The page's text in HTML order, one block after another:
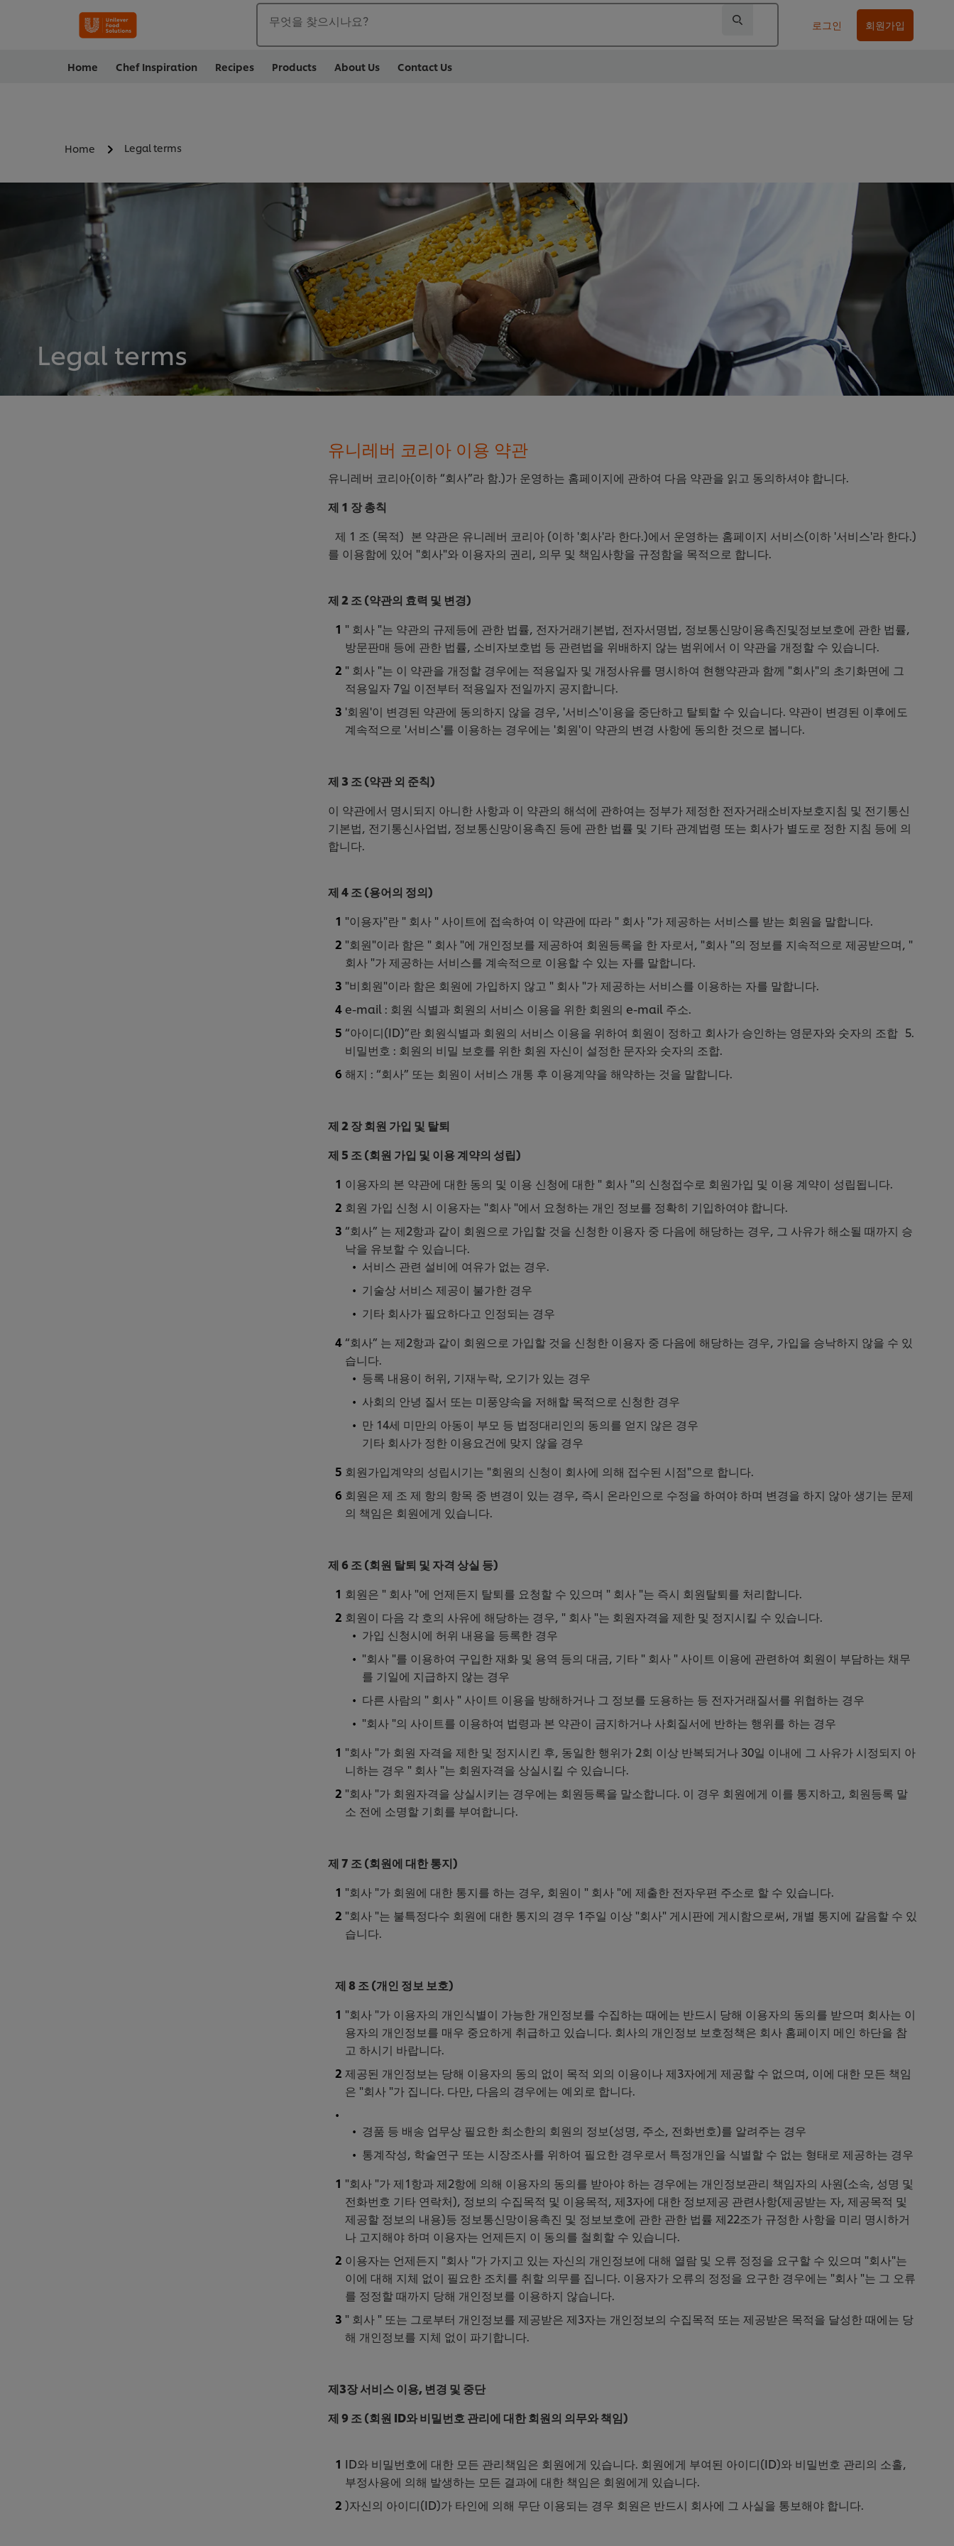
무엇을 찾으시나요? 로그인 회원가입
Home Chef Inspiration Recipes Products About Us Contact Us
Home Legal terms
Legal terms
유니레버 코리아 이용 약관
유니레버 코리아(이하 “회사”라 함.)가 운영하는 홈페이지에 관하여 다음 약관을 읽고 동의하셔야 합니다.
제 1 장 총칙
제 1 조 (목적) 본 약관은 유니레버 코리아 (이하 '회사'라 한다.)에서 운영하는 홈페이지 서비스(이하 '서비스'라 한다.)
를 이용함에 있어 "회사"와 이용자의 권리, 의무 및 책임사항을 규정함을 목적으로 합니다.
제 2 조 (약관의 효력 및 변경)
" 회사 "는 약관의 규제등에 관한 법률, 전자거래기본법, 전자서명법, 정보통신망이용촉진및정보보호에 관한 법률,
방문판매 등에 관한 법률, 소비자보호법 등 관련법을 위배하지 않는 범위에서 이 약관을 개정할 수 있습니다.
" 회사 "는 이 약관을 개정할 경우에는 적용일자 및 개정사유를 명시하여 현행약관과 함께 "회사"의 초기화면에 그
적용일자 7일 이전부터 적용일자 전일까지 공지합니다.
'회원'이 변경된 약관에 동의하지 않을 경우, '서비스'이용을 중단하고 탈퇴할 수 있습니다. 약관이 변경된 이후에도
계속적으로 '서비스'를 이용하는 경우에는 '회원'이 약관의 변경 사항에 동의한 것으로 봅니다.
제 3 조 (약관 외 준칙)
이 약관에서 명시되지 아니한 사항과 이 약관의 해석에 관하여는 정부가 제정한 전자거래소비자보호지침 및 전기통신
기본법, 전기통신사업법, 정보통신망이용촉진 등에 관한 법률 및 기타 관계법령 또는 회사가 별도로 정한 지침 등에 의
합니다.
제 4 조 (용어의 정의)
"이용자"란 " 회사 " 사이트에 접속하여 이 약관에 따라 " 회사 "가 제공하는 서비스를 받는 회원을 말합니다.
"회원"이라 함은 " 회사 "에 개인정보를 제공하여 회원등록을 한 자로서, "회사 "의 정보를 지속적으로 제공받으며, "
회사 "가 제공하는 서비스를 계속적으로 이용할 수 있는 자를 말합니다.
"비회원"이라 함은 회원에 가입하지 않고 " 회사 "가 제공하는 서비스를 이용하는 자를 말합니다.
e-mail : 회원 식별과 회원의 서비스 이용을 위한 회원의 e-mail 주소.
“아이디(ID)”란 회원식별과 회원의 서비스 이용을 위하여 회원이 정하고 회사가 승인하는 영문자와 숫자의 조합 5.
비밀번호 : 회원의 비밀 보호를 위한 회원 자신이 설정한 문자와 숫자의 조합.
해지 : “회사” 또는 회원이 서비스 개통 후 이용계약을 해약하는 것을 말합니다.
제 2 장 회원 가입 및 탈퇴
제 5 조 (회원 가입 및 이용 계약의 성립)
이용자의 본 약관에 대한 동의 및 이용 신청에 대한 " 회사 "의 신청접수로 회원가입 및 이용 계약이 성립됩니다.
회원 가입 신청 시 이용자는 "회사 "에서 요청하는 개인 정보를 정확히 기입하여야 합니다.
“회사” 는 제2항과 같이 회원으로 가입할 것을 신청한 이용자 중 다음에 해당하는 경우, 그 사유가 해소될 때까지 승
낙을 유보할 수 있습니다.
서비스 관련 설비에 여유가 없는 경우.
기술상 서비스 제공이 불가한 경우
기타 회사가 필요하다고 인정되는 경우
“회사” 는 제2항과 같이 회원으로 가입할 것을 신청한 이용자 중 다음에 해당하는 경우, 가입을 승낙하지 않을 수 있
습니다.
등록 내용이 허위, 기재누락, 오기가 있는 경우
사회의 안녕 질서 또는 미풍양속을 저해할 목적으로 신청한 경우
만 14세 미만의 아동이 부모 등 법정대리인의 동의를 얻지 않은 경우
기타 회사가 정한 이용요건에 맞지 않을 경우
회원가입계약의 성립시기는 "회원의 신청이 회사에 의해 접수된 시점"으로 합니다.
회원은 제 조 제 항의 항목 중 변경이 있는 경우, 즉시 온라인으로 수정을 하여야 하며 변경을 하지 않아 생기는 문제
의 책임은 회원에게 있습니다.
제 6 조 (회원 탈퇴 및 자격 상실 등)
회원은 " 회사 "에 언제든지 탈퇴를 요청할 수 있으며 " 회사 "는 즉시 회원탈퇴를 처리합니다.
회원이 다음 각 호의 사유에 해당하는 경우, " 회사 "는 회원자격을 제한 및 정지시킬 수 있습니다.
가입 신청시에 허위 내용을 등록한 경우
"회사 "를 이용하여 구입한 재화 및 용역 등의 대금, 기타 " 회사 " 사이트 이용에 관련하여 회원이 부담하는 채무
를 기일에 지급하지 않는 경우
다른 사람의 " 회사 " 사이트 이용을 방해하거나 그 정보를 도용하는 등 전자거래질서를 위협하는 경우
"회사 "의 사이트를 이용하여 법령과 본 약관이 금지하거나 사회질서에 반하는 행위를 하는 경우
"회사 "가 회원 자격을 제한 및 정지시킨 후, 동일한 행위가 2회 이상 반복되거나 30일 이내에 그 사유가 시정되지 아
니하는 경우 " 회사 "는 회원자격을 상실시킬 수 있습니다.
"회사 "가 회원자격을 상실시키는 경우에는 회원등록을 말소합니다. 이 경우 회원에게 이를 통지하고, 회원등록 말
소 전에 소명할 기회를 부여합니다.
제 7 조 (회원에 대한 통지)
"회사 "가 회원에 대한 통지를 하는 경우, 회원이 " 회사 "에 제출한 전자우편 주소로 할 수 있습니다.
"회사 "는 불특정다수 회원에 대한 통지의 경우 1주일 이상 "회사" 게시판에 게시함으로써, 개별 통지에 갈음할 수 있
습니다.
제 8 조 (개인 정보 보호)
"회사 "가 이용자의 개인식별이 가능한 개인정보를 수집하는 때에는 반드시 당해 이용자의 동의를 받으며 회사는 이
용자의 개인정보를 매우 중요하게 취급하고 있습니다. 회사의 개인정보 보호정책은 회사 홈페이지 메인 하단을 참
고 하시기 바랍니다.
제공된 개인정보는 당해 이용자의 동의 없이 목적 외의 이용이나 제3자에게 제공할 수 없으며, 이에 대한 모든 책임
은 "회사 "가 집니다. 다만, 다음의 경우에는 예외로 합니다.
경품 등 배송 업무상 필요한 최소한의 회원의 정보(성명, 주소, 전화번호)를 알려주는 경우
통계작성, 학술연구 또는 시장조사를 위하여 필요한 경우로서 특정개인을 식별할 수 없는 형태로 제공하는 경우
"회사 "가 제1항과 제2항에 의해 이용자의 동의를 받아야 하는 경우에는 개인정보관리 책임자의 사원(소속, 성명 및
전화번호 기타 연락처), 정보의 수집목적 및 이용목적, 제3자에 대한 정보제공 관련사항(제공받는 자, 제공목적 및
제공할 정보의 내용)등 정보통신망이용촉진 및 정보보호에 관한 관한 법률 제22조가 규정한 사항을 미리 명시하거
나 고지해야 하며 이용자는 언제든지 이 동의를 철회할 수 있습니다.
이용자는 언제든지 "회사 "가 가지고 있는 자신의 개인정보에 대해 열람 및 오류 정정을 요구할 수 있으며 "회사"는
이에 대해 지체 없이 필요한 조치를 취할 의무를 집니다. 이용자가 오류의 정정을 요구한 경우에는 "회사 "는 그 오류
를 정정할 때까지 당해 개인정보를 이용하지 않습니다.
" 회사 " 또는 그로부터 개인정보를 제공받은 제3자는 개인정보의 수집목적 또는 제공받은 목적을 달성한 때에는 당
해 개인정보를 지체 없이 파기합니다.
제3장 서비스 이용, 변경 및 중단
제 9 조 (회원 ID와 비밀번호 관리에 대한 회원의 의무와 책임)
ID와 비밀번호에 대한 모든 관리책임은 회원에게 있습니다. 회원에게 부여된 아이디(ID)와 비밀번호 관리의 소홀,
부정사용에 의해 발생하는 모든 결과에 대한 책임은 회원에게 있습니다.
)자신의 아이디(ID)가 타인에 의해 무단 이용되는 경우 회원은 반드시 회사에 그 사실을 통보해야 합니다.